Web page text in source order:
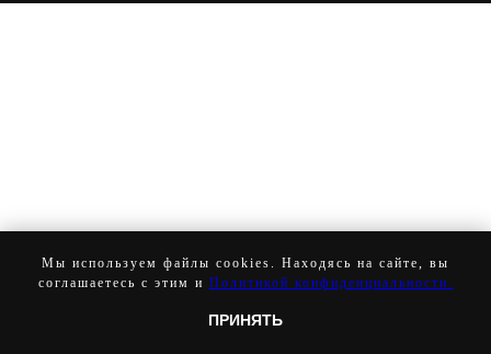
Мы используем файлы cookies. Находясь на сайте, вы
соглашаетесь с этим и Политикой конфиденциальности.
ПРИНЯТЬ